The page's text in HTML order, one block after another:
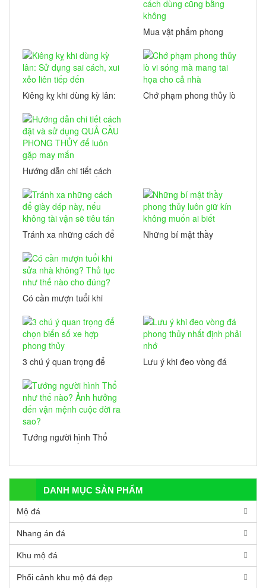
Mua vật phẩm phong
cách dùng cũng bằng
không
Kiêng kỵ khi dùng kỳ lân:
xẻo liên tiếp đến
Chớ phạm phong thủy lò
Hướng dẫn chi tiết cách
CẦU PHONG THỦY để
luôn gặp may mắn
Tránh xa những cách để
tài vận sẽ tiêu tán
Những bí mật thầy
Có cần mượn tuổi khi
như thế nào cho đúng?
3 chú ý quan trọng để
phong thủy
Lưu ý khi đeo vòng đá
Tướng người hình Thổ
DANH MỤC SẢN PHẨM
Mộ đá
Nhang án đá
Khu mộ đá
Phối cảnh khu mộ đá đẹp